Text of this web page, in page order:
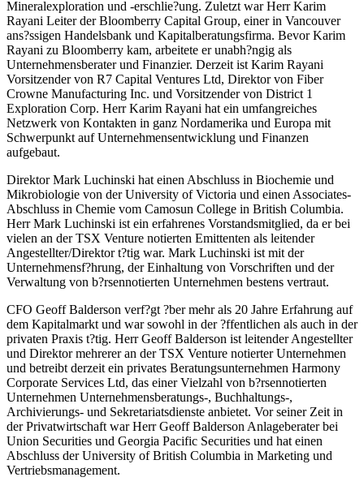
Mineralexploration und -erschlie?ung. Zuletzt war Herr Karim
Rayani Leiter der Bloomberry Capital Group, einer in Vancouver
ans?ssigen Handelsbank und Kapitalberatungsfirma. Bevor Karim
Rayani zu Bloomberry kam, arbeitete er unabh?ngig als
Unternehmensberater und Finanzier. Derzeit ist Karim Rayani
Vorsitzender von R7 Capital Ventures Ltd, Direktor von Fiber
Crowne Manufacturing Inc. und Vorsitzender von District 1
Exploration Corp. Herr Karim Rayani hat ein umfangreiches
Netzwerk von Kontakten in ganz Nordamerika und Europa mit
Schwerpunkt auf Unternehmensentwicklung und Finanzen
aufgebaut.
Direktor Mark Luchinski hat einen Abschluss in Biochemie und
Mikrobiologie von der University of Victoria und einen Associates-
Abschluss in Chemie vom Camosun College in British Columbia.
Herr Mark Luchinski ist ein erfahrenes Vorstandsmitglied, da er bei
vielen an der TSX Venture notierten Emittenten als leitender
Angestellter/Direktor t?tig war. Mark Luchinski ist mit der
Unternehmensf?hrung, der Einhaltung von Vorschriften und der
Verwaltung von b?rsennotierten Unternehmen bestens vertraut.
CFO Geoff Balderson verf?gt ?ber mehr als 20 Jahre Erfahrung auf
dem Kapitalmarkt und war sowohl in der ?ffentlichen als auch in der
privaten Praxis t?tig. Herr Geoff Balderson ist leitender Angestellter
und Direktor mehrerer an der TSX Venture notierter Unternehmen
und betreibt derzeit ein privates Beratungsunternehmen Harmony
Corporate Services Ltd, das einer Vielzahl von b?rsennotierten
Unternehmen Unternehmensberatungs-, Buchhaltungs-,
Archivierungs- und Sekretariatsdienste anbietet. Vor seiner Zeit in
der Privatwirtschaft war Herr Geoff Balderson Anlageberater bei
Union Securities und Georgia Pacific Securities und hat einen
Abschluss der University of British Columbia in Marketing und
Vertriebsmanagement.